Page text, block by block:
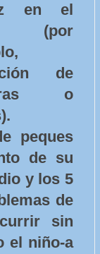
en el
(por
de
o
peques
de su
y los 5
de
sin
el niño-a